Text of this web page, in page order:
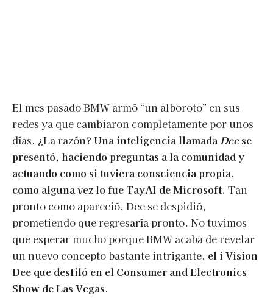
El mes pasado BMW armó “un alboroto” en sus
redes ya que cambiaron completamente por unos
días. ¿La razón? Una inteligencia llamadaDeese
presentó, haciendo preguntas a la comunidad y
actuando como si tuviera consciencia propia,
como alguna vez lo fue TayAI de Microsoft. Tan
pronto como apareció, Dee se despidió,
prometiendo que regresaría pronto. No tuvimos
que esperar mucho porque BMW acaba de revelar
un nuevo concepto bastante intrigante, el i Vision
Dee que desfiló en el Consumer and Electronics
Show de Las Vegas.